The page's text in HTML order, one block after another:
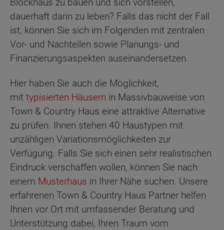
dauerhaft darin zu leben? Falls das nicht der Fall
ist, können Sie sich im Folgenden mit zentralen
Vor- und Nachteilen sowie Planungs- und
Finanzierungsaspekten auseinandersetzen.
Hier haben Sie auch die Möglichkeit,
mit typisierten Häusern in Massivbauweise von
Town & Country Haus eine attraktive Alternative
zu prüfen. Ihnen stehen 40 Haustypen mit
unzähligen Variationsmöglichkeiten zur
Verfügung. Falls Sie sich einen sehr realistischen
Eindruck verschaffen wollen, können Sie nach
einem Musterhaus in Ihrer Nähe suchen. Unsere
erfahrenen Town & Country Haus Partner helfen
Ihnen vor Ort mit umfassender Beratung und
Unterstützung dabei, Ihren Traum vom